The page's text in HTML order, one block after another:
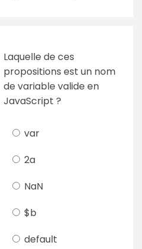
Laquelle de ces
propositions est un nom
de variable valide en
JavaScript ?
var
2a
NaN
$b
default